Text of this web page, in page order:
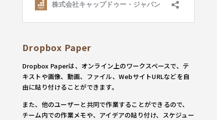
Dropbox Paper
Dropbox Paperは、オンライン上のワークスペースで、テ
キストや画像、動画、ファイル、WebサイトURLなどを自
由に貼り付けることができます。
また、他のユーザーと共同で作業することができるので、
チーム内での作業メモや、アイデアの貼り付け、スケジュー